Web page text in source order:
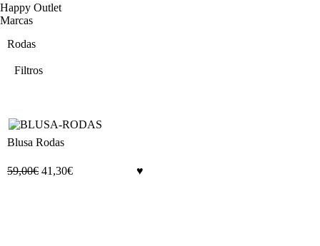
Happy Outlet
Marcas
Rodas
Filtros
Blusa Rodas
59,00€ 41,30€